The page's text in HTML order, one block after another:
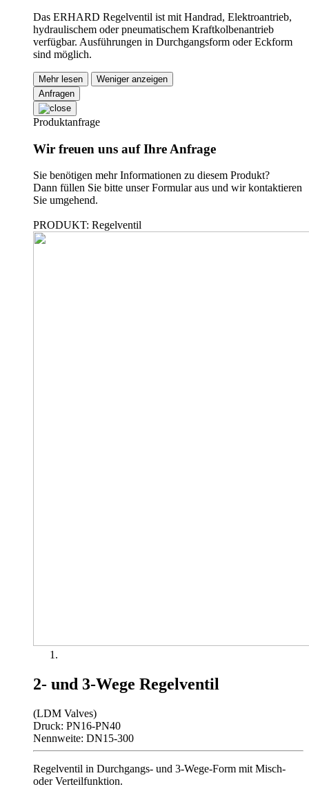
Das ERHARD Regelventil ist mit Handrad, Elektroantrieb,
hydraulischem oder pneumatischem Kraftkolbenantrieb
verfügbar. Ausführungen in Durchgangsform oder Eckform
sind möglich.
Mehr lesen
Weniger anzeigen
Anfragen
Produktanfrage
Wir freuen uns auf Ihre Anfrage
Sie benötigen mehr Informationen zu diesem Produkt?
Dann füllen Sie bitte unser Formular aus und wir kontaktieren
Sie umgehend.
PRODUKT: Regelventil
2- und 3-Wege Regelventil
(LDM Valves)
Druck: PN16-PN40
Nennweite: DN15-300
Regelventil in Durchgangs- und 3-Wege-Form mit Misch-
oder Verteilfunktion.